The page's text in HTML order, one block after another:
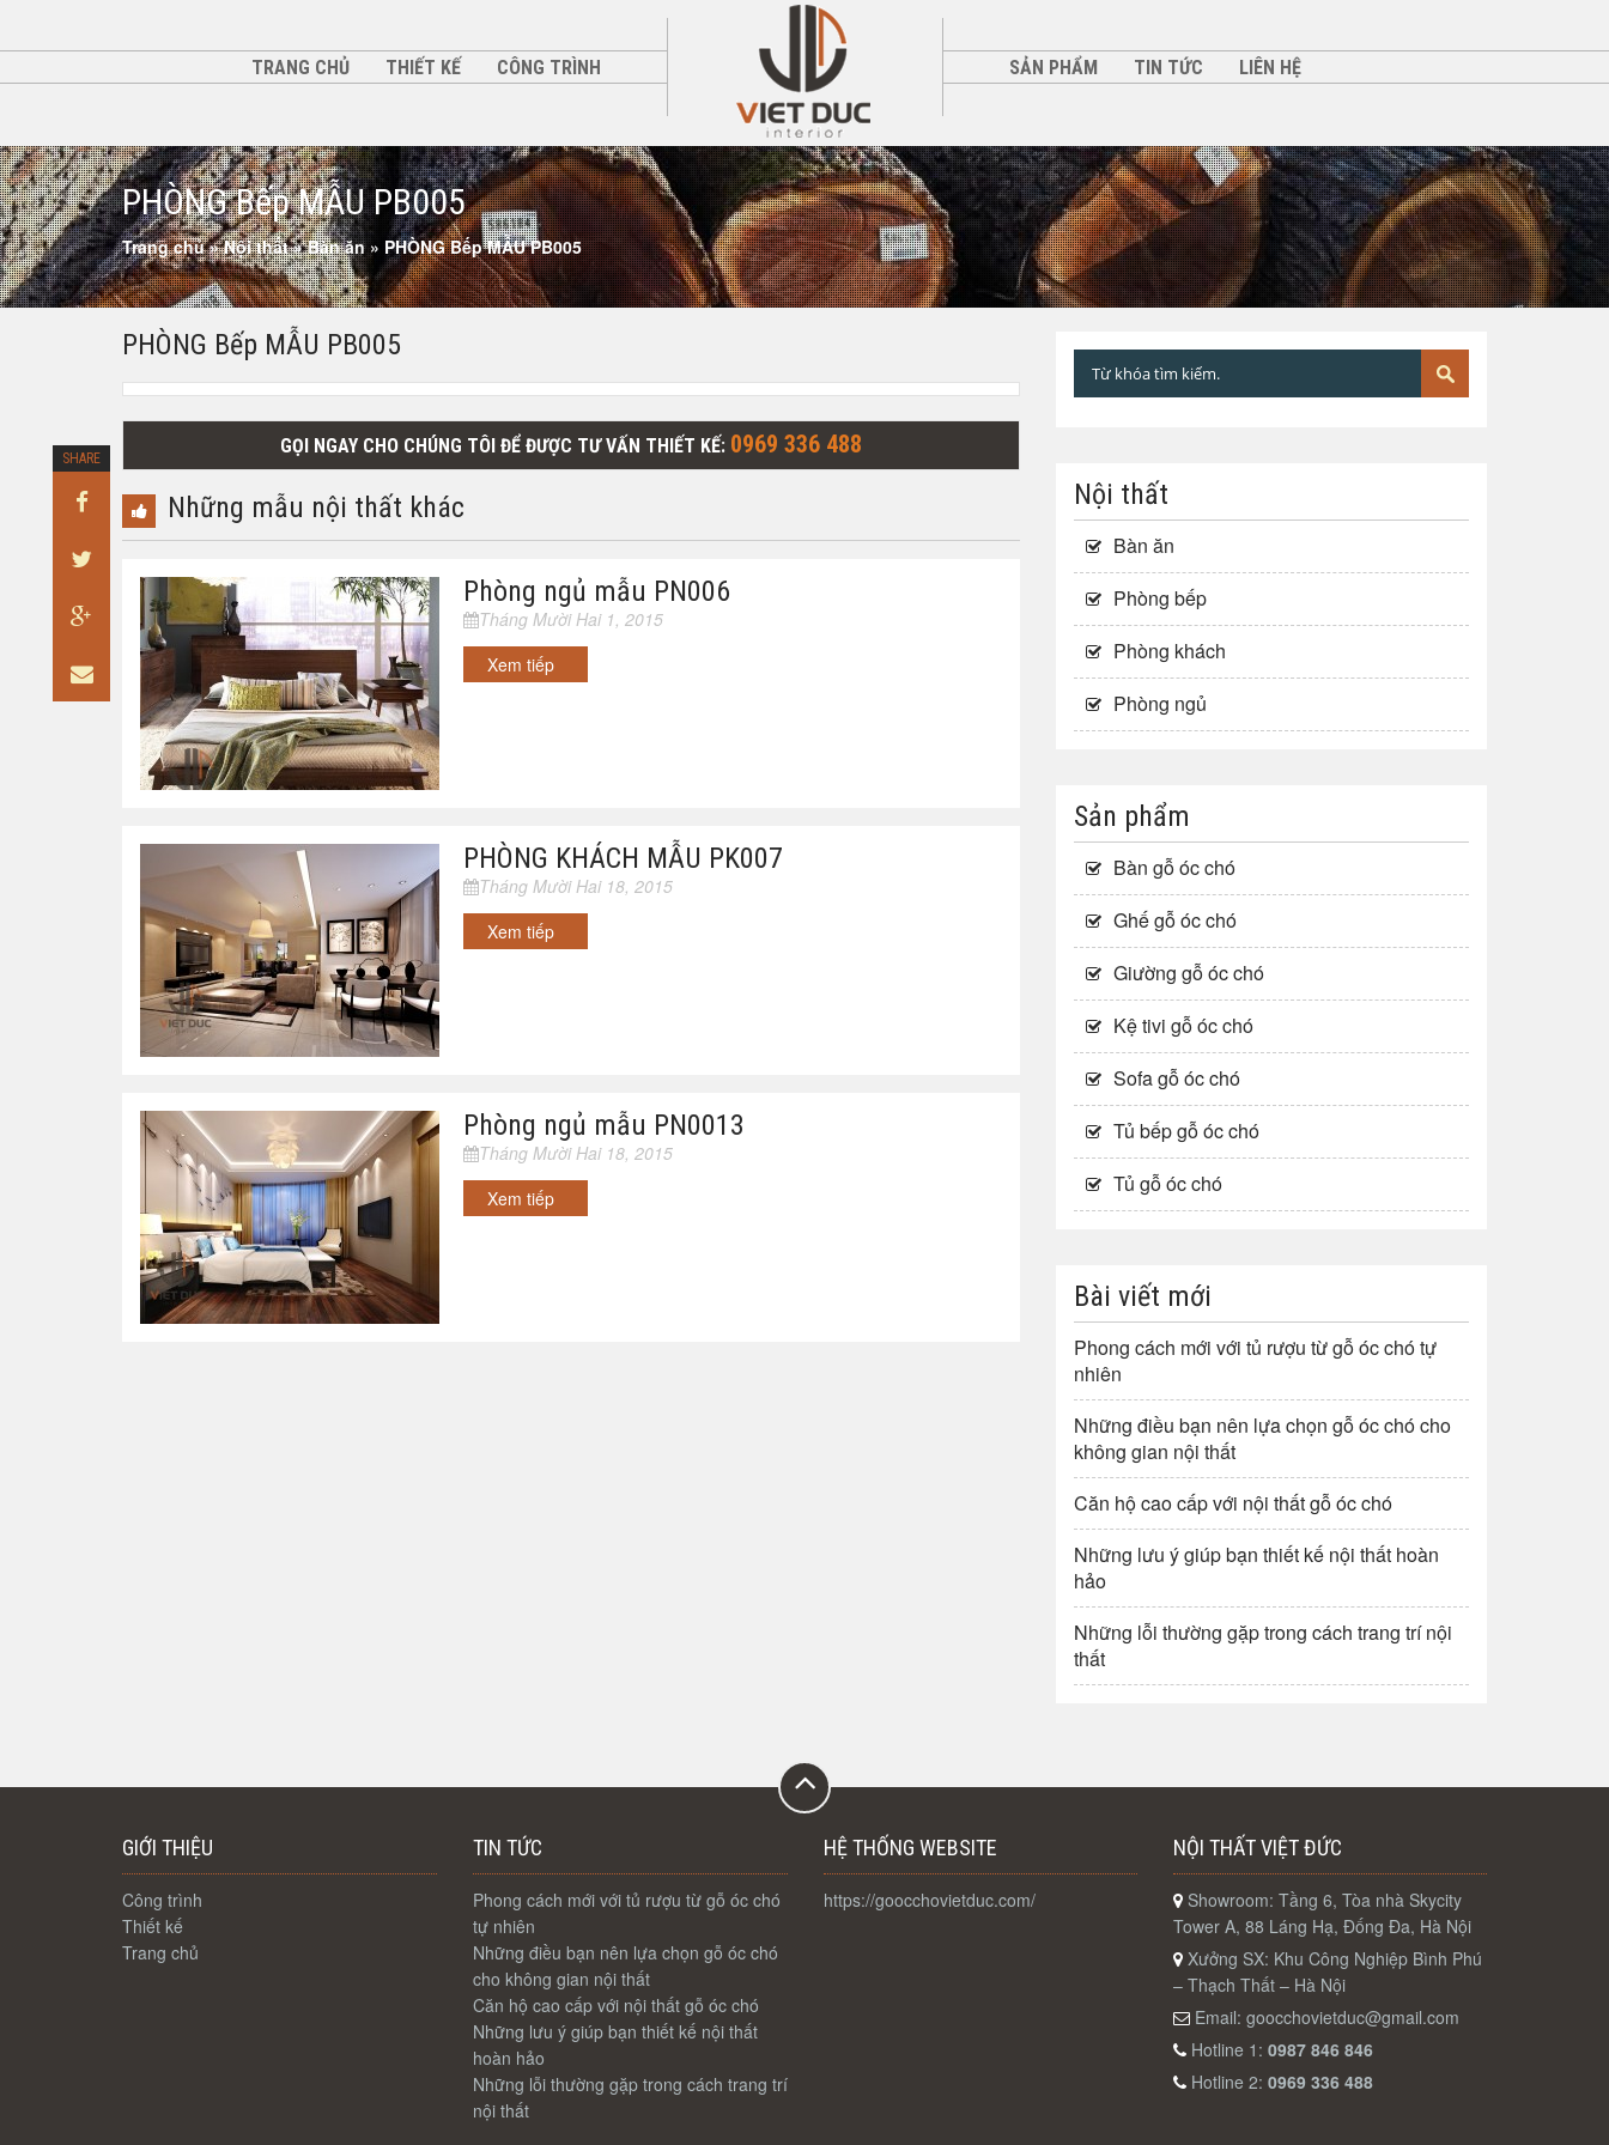
CÔNG TRÌNH
THIẾT KẾ
TRANG CHỦ SẢN PHẨM TIN TỨC LIÊN HỆ
PHÒNG Bếp MẪU PB005
Trang chủ»Nội thất»Bàn ăn» PHÒNG Bếp MẪU PB005
SHARE
PHÒNG Bếp MẪU PB005
GỌI NGAY CHO CHÚNG TÔI ĐỂ ĐƯỢC TƯ VẤN THIẾT KẾ: 0969 336 488
Những mẫu nội thất khác
Phòng ngủ mẫu PN006
Tháng Mười Hai 1, 2015
Xem tiếp
PHÒNG KHÁCH MẪU PK007
Tháng Mười Hai 18, 2015
Xem tiếp
Phòng ngủ mẫu PN0013
Tháng Mười Hai 18, 2015
Xem tiếp
Nội thất
Bàn ăn
Phòng bếp
Phòng khách
Phòng ngủ
Sản phẩm
Bàn gỗ óc chó
Ghế gỗ óc chó
Giường gỗ óc chó
Kệ tivi gỗ óc chó
Sofa gỗ óc chó
Tủ bếp gỗ óc chó
Tủ gỗ óc chó
Bài viết mới
Phong cách mới với tủ rượu từ gỗ óc chó tự
nhiên
Những điều bạn nên lựa chọn gỗ óc chó cho
không gian nội thất
Căn hộ cao cấp với nội thất gỗ óc chó
Những lưu ý giúp bạn thiết kế nội thất hoàn
hảo
Những lỗi thường gặp trong cách trang trí nội
thất
GIỚI THIỆU
Công trình
Thiết kế
Trang chủ
TIN TỨC
Phong cách mới với tủ rượu từ gỗ óc chó
tự nhiên
Những điều bạn nên lựa chọn gỗ óc chó
cho không gian nội thất
Căn hộ cao cấp với nội thất gỗ óc chó
Những lưu ý giúp bạn thiết kế nội thất
hoàn hảo
Những lỗi thường gặp trong cách trang trí
nội thất
HỆ THỐNG WEBSITE
https://goocchovietduc.com/
NỘI THẤT VIỆT ĐỨC
Showroom: Tầng 6, Tòa nhà Skycity
Tower A, 88 Láng Hạ, Đống Đa, Hà Nội
Xưởng SX: Khu Công Nghiệp Bình Phú
– Thạch Thất – Hà Nội
Email: goocchovietduc@gmail.com
Hotline 1: 0987 846 846
Hotline 2: 0969 336 488